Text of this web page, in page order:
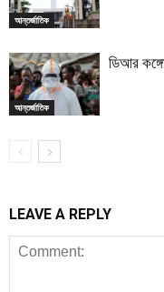
আন্তর্জাতিক
আন্তর্জাতিক
ডিআর
LEAVE A REPLY